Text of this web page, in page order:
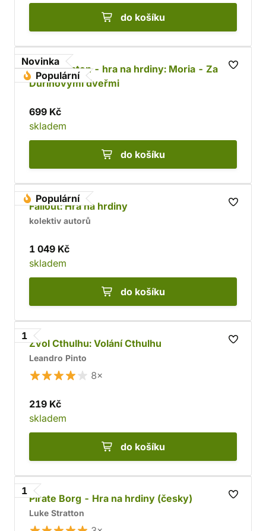
do košíku
Novinka
Populární
Jeden prsten - hra na hrdiny: Moria - Za
Durinovými dveřmi
699 Kč
skladem
do košíku
Populární
Fallout: Hra na hrdiny
kolektiv autorů
1 049 Kč
skladem
do košíku
1
Zvol Cthulhu: Volání Cthulhu
Leandro Pinto
8×
219 Kč
skladem
do košíku
1
Pirate Borg - Hra na hrdiny (česky)
Luke Stratton